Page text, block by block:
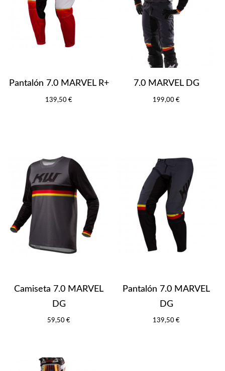
Pantalón 7.0 MARVEL R+
139,50 €
7.0 MARVEL DG
199,00 €
Camiseta 7.0 MARVEL
DG
59,50 €
Pantalón 7.0 MARVEL
DG
139,50 €